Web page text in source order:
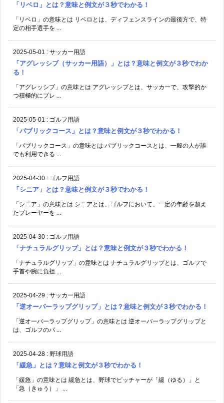
「リベロ」とは？意味と例文が３秒でわかる！
「リベロ」の意味とは リベロとは、ディフェンスラインの最後方で、特
定の相手選手を ...
2025-05-01 : サッカー用語
「アグレッシブ（サッカー用語）」とは？意味と例文が３秒でわか
る！
「アグレッシブ」の意味とは アグレッシブとは、サッカーで、攻撃的か
つ積極的にプレ ...
2025-05-01 : ゴルフ用語
「パブリックコース」とは？意味と例文が３秒でわかる！
「パブリックコース」の意味とは パブリックコースとは、一般の人が誰
でも利用できる ...
2025-04-30 : ゴルフ用語
「シニア」とは？意味と例文が３秒でわかる！
「シニア」の意味とは シニアとは、ゴルフにおいて、一定の年齢を超え
たプレーヤーを ...
2025-04-30 : ゴルフ用語
「ナチュラルグリップ」とは？意味と例文が３秒でわかる！
「ナチュラルグリップ」の意味とは ナチュラルグリップとは、ゴルフで
手首や腕に負担 ...
2025-04-29 : サッカー用語
「逆オーバーラップグリップ」とは？意味と例文が３秒でわかる！
「逆オーバーラップグリップ」の意味とは 逆オーバーラップグリップと
は、ゴルフのパ ...
2025-04-28 : 野球用語
「緩急」とは？意味と例文が３秒でわかる！
「緩急」の意味とは 緩急とは、野球でピッチャーが「緩（ゆる）」と
「急（きゅう）」 ...